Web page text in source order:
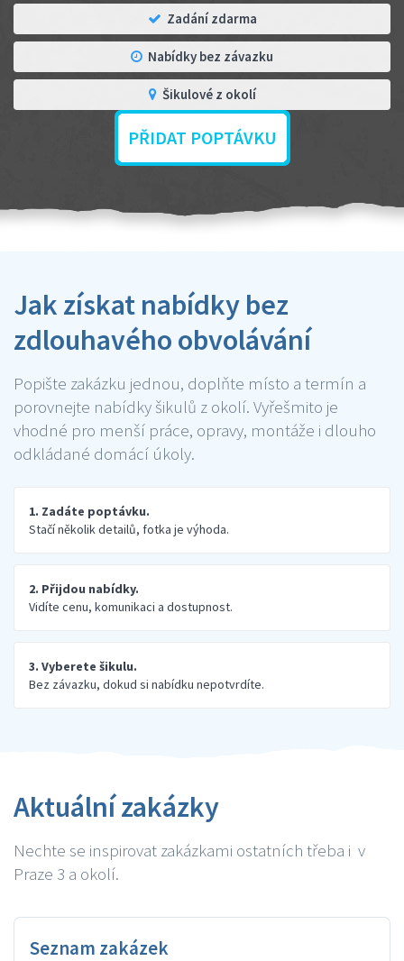
Zadání zdarma
Nabídky bez závazku
Šikulové z okolí
PŘIDAT POPTÁVKU
Jak získat nabídky bez
zdlouhavého obvolávání
Popište zakázku jednou, doplňte místo a termín a
porovnejte nabídky šikulů z okolí. Vyřešmito je
vhodné pro menší práce, opravy, montáže i dlouho
odkládané domácí úkoly.
1. Zadáte poptávku.
Stačí několik detailů, fotka je výhoda.
2. Přijdou nabídky.
Vidíte cenu, komunikaci a dostupnost.
3. Vyberete šikulu.
Bez závazku, dokud si nabídku nepotvrdíte.
Aktuální zakázky
Nechte se inspirovat zakázkami ostatních třeba i v
Praze 3 a okolí.
Seznam zakázek